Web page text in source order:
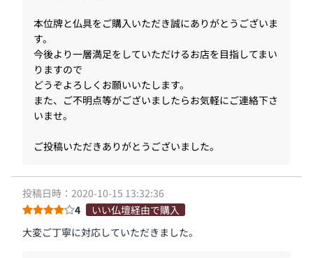
本位牌と仏具をご購入いただき誠にありがとうございま
す。
今後より一層満足をしていただけるお店を目指してまい
りますので
どうぞよろしくお願いいたします。
また、ご不明点等がございましたらお気軽にご連絡下さ
いませ。
ご投稿いただきありがとうございました。
投稿日時：2020-10-15 13:32:36
4
いい仏壇経由で購入
大変ご丁寧に対応していただきました。